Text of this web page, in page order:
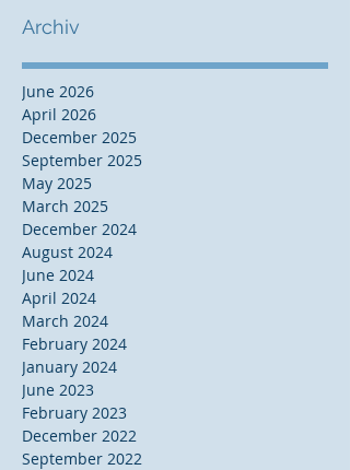
Archiv
June 2026
April 2026
December 2025
September 2025
May 2025
March 2025
December 2024
August 2024
June 2024
April 2024
March 2024
February 2024
January 2024
June 2023
February 2023
December 2022
September 2022